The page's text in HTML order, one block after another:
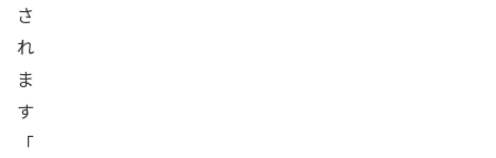
さ
れ
ま
す
「